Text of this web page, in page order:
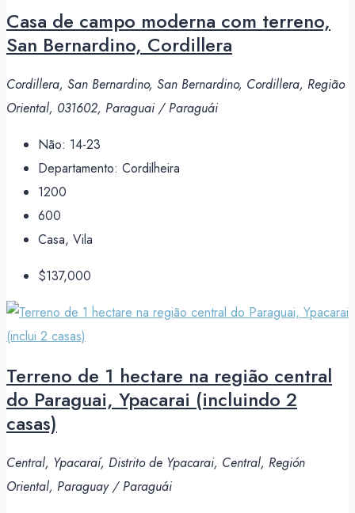
Casa de campo moderna com terreno,
San Bernardino, Cordillera
Cordillera, San Bernardino, San Bernardino, Cordillera, Região
Oriental, 031602, Paraguai / Paraguái
Não: 14-23
Departamento: Cordilheira
1200
600
Casa, Vila
$137,000
Terreno de 1 hectare na região central
do Paraguai, Ypacarai (incluindo 2
casas)
Central, Ypacaraí, Distrito de Ypacarai, Central, Región
Oriental, Paraguay / Paraguái